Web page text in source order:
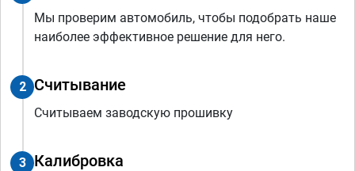
Мы проверим автомобиль, чтобы подобрать наше
наиболее эффективное решение для него.
2 Считывание
Считываем заводскую прошивку
3 Калибровка